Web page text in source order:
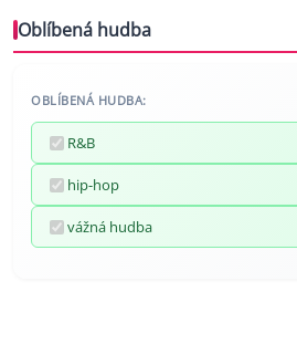
Oblíbená hudba
OBLÍBENÁ HUDBA:
R&B
hip-hop
vážná hudba